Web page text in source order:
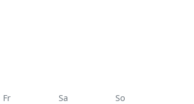
Fr Sa
So